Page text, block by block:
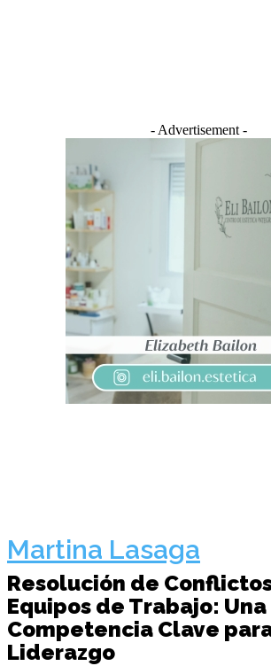
- Advertisement -
Martina Lasaga
Resolución de
Equipos de Trabajo: Una
Competencia Clave
Liderazgo